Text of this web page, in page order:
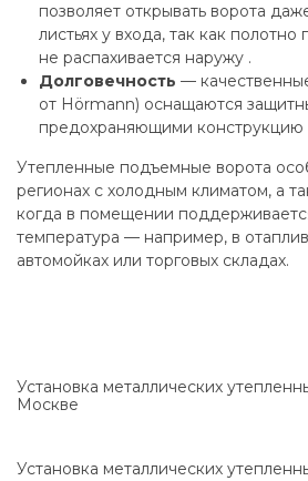
позволяет открывать ворота
листьях у входа, так как
не распахивается наружу .
Долговечность —
от Hörmann) оснащаются
предохраняющими конструкцию
Утепленные подъемные ворота
регионах с холодным климатом, а
когда в помещении
температура — например, в
автомойках или торговых складах.
Установка металлических
Москве
Установка металлических